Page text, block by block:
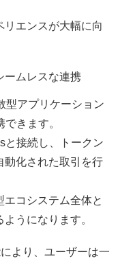
リエンスが大幅に向
ームレスな連携
型アプリケーション
きます。
と接続し、トークン
動化された取引を行
エコシステム全体と
うになります。
より、ユーザーは一